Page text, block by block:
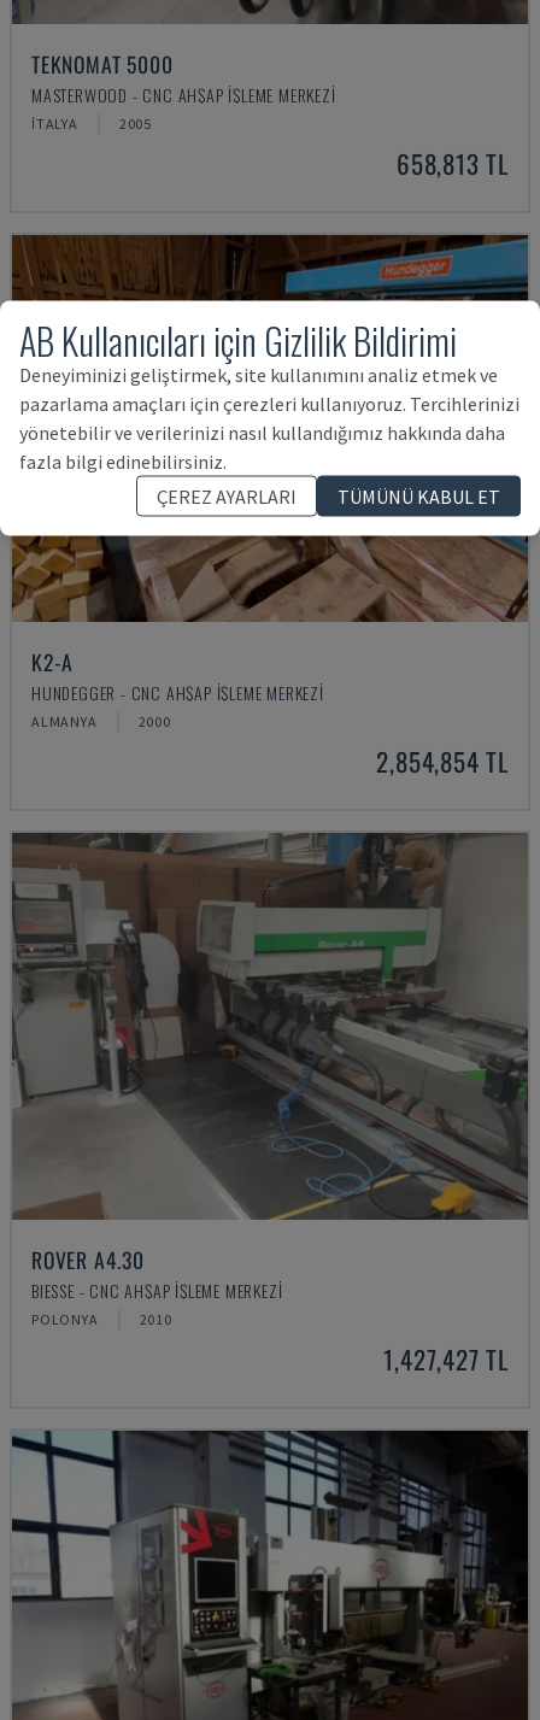
TEKNOMAT 5000
MASTERWOOD - CNC AHŞAP İŞLEME MERKEZI
İTALYA 2005
658,813 TL
K2-A
HUNDEGGER - CNC AHŞAP İŞLEME MERKEZI
ALMANYA 2000
2,854,854 TL
ROVER A4.30
BIESSE - CNC AHŞAP İŞLEME MERKEZI
POLONYA 2010
1,427,427 TL
AB Kullanıcıları için Gizlilik Bildirimi
Deneyiminizi geliştirmek, site kullanımını analiz etmek ve
pazarlama amaçları için çerezleri kullanıyoruz. Tercihlerinizi
yönetebilir ve verilerinizi nasıl kullandığımız hakkında daha
fazla bilgi edinebilirsiniz.
ÇEREZ AYARLARI
TÜMÜNÜ KABUL ET